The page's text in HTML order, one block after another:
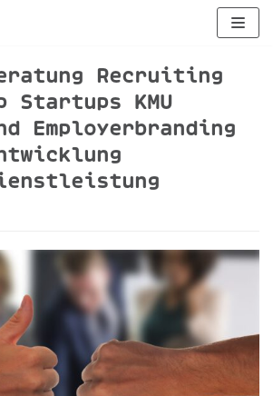
Recruiting
Startups KMU
Employerbranding